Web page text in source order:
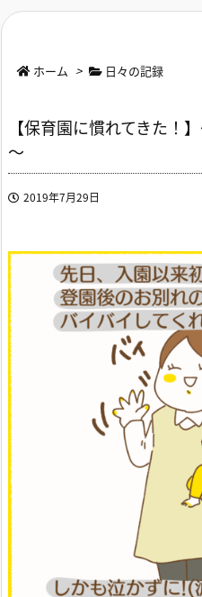
ホーム > 日々の記録
【保育園に慣れてきた！
～
2019年7月29日